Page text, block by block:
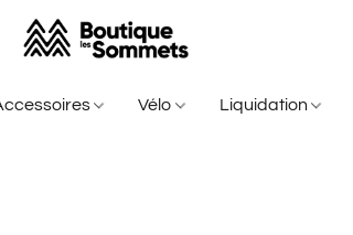
Vélo Liquidation